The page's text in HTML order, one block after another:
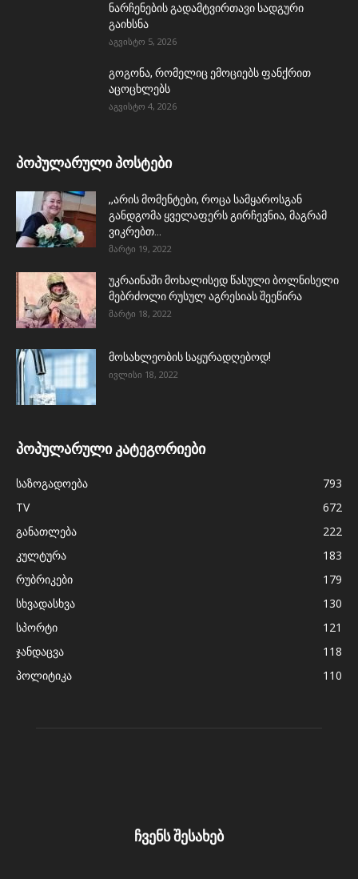
ნარჩენების გადამტვირთავი სადგური
გაიხსნა
აგვისტო 5, 2026
გოგონა, რომელიც ემოციებს ფანქრით
აცოცხლებს
აგვისტო 4, 2026
პოპულარული პოსტები
,,არის მომენტები, როცა სამყაროსგან
განდგომა ყველაფერს გირჩევნია, მაგრამ
ვიკრებთ...
მარტი 19, 2022
უკრაინაში მოხალისედ წასული ბოლნისელი
მებრძოლი რუსულ აგრესიას შეეწირა
მარტი 18, 2022
მოსახლეობის საყურადღებოდ!
ივლისი 18, 2022
პოპულარული კატეგორიები
საზოგადოება
793
TV
672
განათლება
222
კულტურა
183
რუბრიკები
179
სხვადასხვა
130
სპორტი
121
ჯანდაცვა
118
პოლიტიკა
110
ჩვენს შესახებ